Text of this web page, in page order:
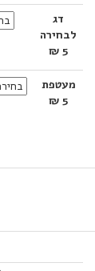
דג
לבחירה
5 ₪
מעטפת
5 ₪